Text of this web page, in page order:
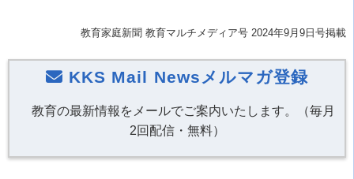
教育家庭新聞 教育マルチメディア号 2024年9月9日号掲載
KKS Mail Newsメルマガ登録
教育の最新情報をメールでご案内いたします。（毎月
2回配信・無料）